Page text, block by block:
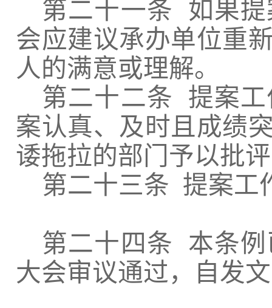
第二十一条
如果
会应建议承办单位重
人的满意或理解。
第二十二条
提案
案认真、及时且成绩
诿拖拉的部门予以批
第二十三条 提案工
第二十四条
本条
大会审议通过，自发